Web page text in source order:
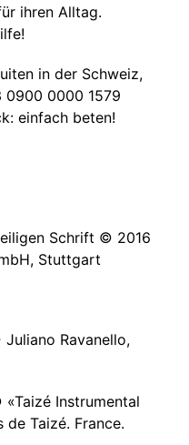
ihren Alltag.
in der Schweiz,
0900 0000 1579
einfach beten!
Schrift © 2016
Stuttgart
Ravanello,
Instrumental
de Taizé. France.